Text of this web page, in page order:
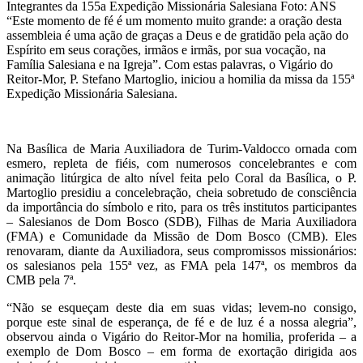
Integrantes da 155a Expedição Missionária Salesiana Foto: ANS
“Este momento de fé é um momento muito grande: a oração desta
assembleia é uma ação de graças a Deus e de gratidão pela ação do
Espírito em seus corações, irmãos e irmãs, por sua vocação, na
Família Salesiana e na Igreja”. Com estas palavras, o Vigário do
Reitor-Mor, P. Stefano Martoglio, iniciou a homilia da missa da 155ª
Expedição Missionária Salesiana.
Na Basílica de Maria Auxiliadora de Turim-Valdocco ornada com
esmero, repleta de fiéis, com numerosos concelebrantes e com
animação litúrgica de alto nível feita pelo Coral da Basílica, o P.
Martoglio presidiu a concelebração, cheia sobretudo de consciência
da importância do símbolo e rito, para os três institutos participantes
– Salesianos de Dom Bosco (SDB), Filhas de Maria Auxiliadora
(FMA) e Comunidade da Missão de Dom Bosco (CMB). Eles
renovaram, diante da Auxiliadora, seus compromissos missionários:
os salesianos pela 155ª vez, as FMA pela 147ª, os membros da
CMB pela 7ª.
“Não se esqueçam deste dia em suas vidas; levem-no consigo,
porque este sinal de esperança, de fé e de luz é a nossa alegria”,
observou ainda o Vigário do Reitor-Mor na homilia, proferida – a
exemplo de Dom Bosco – em forma de exortação dirigida aos